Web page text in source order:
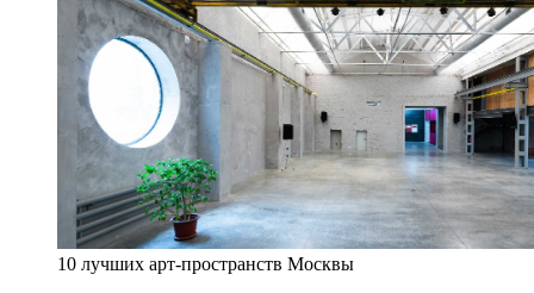
10 лучших арт-пространств Москвы